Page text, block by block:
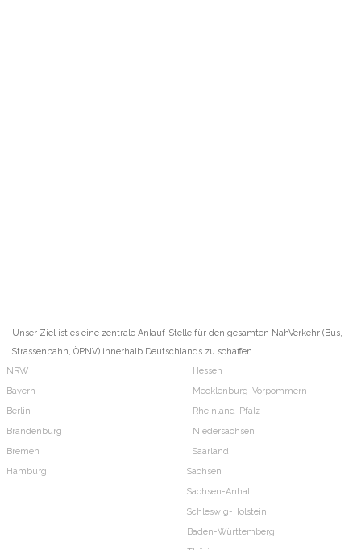
Unser Ziel ist es eine zentrale Anlauf-Stelle für den gesamten NahVerkehr (Bus,
Strassenbahn, ÖPNV) innerhalb Deutschlands zu schaffen.
NRW
Bayern
Berlin
Brandenburg
Bremen
Hamburg
Hessen
Mecklenburg-Vorpommern
Rheinland-Pfalz
Niedersachsen
Saarland
Sachsen
Sachsen-Anhalt
Schleswig-Holstein
Baden-Württemberg